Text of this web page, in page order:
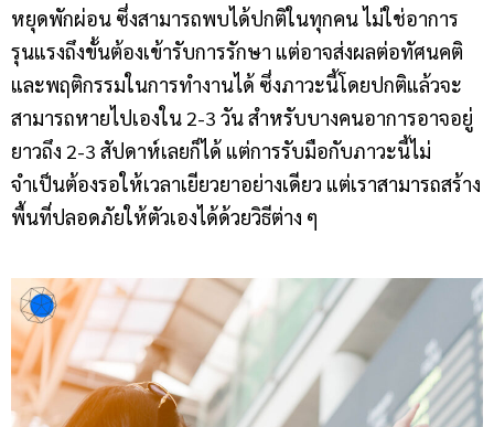
หยุดพักผ่อน ซึ่งสามารถพบได้ปกติในทุกคน ไม่ใช่อาการ
รุนแรงถึงขั้นต้องเข้ารับการรักษา แต่อาจส่งผลต่อทัศนคติ
และพฤติกรรมในการทำงานได้ ซึ่งภาวะนี้โดยปกติแล้วจะ
สามารถหายไปเองใน 2-3 วัน สำหรับบางคนอาการอาจอยู่
ยาวถึง 2-3 สัปดาห์เลยก็ได้ แต่การรับมือกับภาวะนี้ไม่
จำเป็นต้องรอให้เวลาเยียวยาอย่างเดียว แต่เราสามารถสร้าง
พื้นที่ปลอดภัยให้ตัวเองได้ด้วยวิธีต่าง ๆ